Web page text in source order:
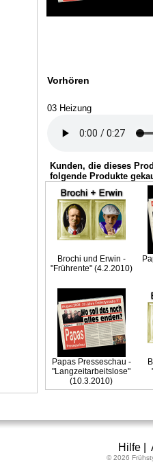
Vorhören
03 Heizung
Kunden, die dieses
folgende Produkte
Brochi und Erwin -
"Frührente" (4.2.2010)
Papas Presseschau -
"Langzeitarbeitslose"
(10.3.2010)
Hilfe|
© 2026